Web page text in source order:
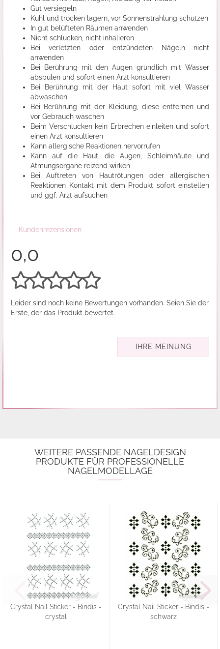
Gut versiegeln
Kühl und trocken lagern, vor Sonnenstrahlung schützen
In gut belüfteten Räumen anwenden
Nicht schlucken, nicht inhalieren
Bei verletzten oder entzündeten Nägeln nicht
anwenden
Bei Berührung mit den Augen gründlich mit Wasser
abspülen und sofort einen Arzt konsultieren
Bei Berührung mit der Haut sofort mit viel Wasser
abwaschen
Bei Berührung mit der Kleidung, diese entfernen und
vor Gebrauch waschen
Beim Verschlucken kein Erbrechen einleiten und sofort
einen Arzt konsultieren
Kann allergische Reaktionen hervorrufen
Kann auf die Haut, die Augen, Schleimhäute und
Atmungsorgane reizend wirken
Bei Auftreten von Hautrötungen oder allergischen
Reaktionen Kontakt mit dem Produkt sofort einstellen
und ggf. Arzt aufsuchen
Kundenrezensionen
0,0
Leider sind noch keine Bewertungen vorhanden. Seien Sie der
Erste, der das Produkt bewertet.
IHRE MEINUNG
WEITERE PASSENDE NAGELDESIGN
PRODUKTE FÜR PROFESSIONELLE
NAGELMODELLAGE
Crystal Nail Sticker - Bindis -
crystal
Crystal Nail Sticker - Bindis -
schwarz